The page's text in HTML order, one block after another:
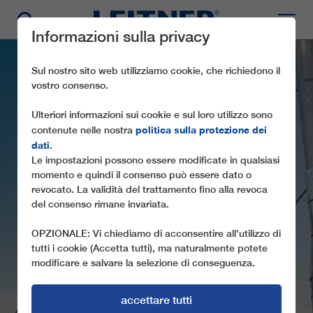
GD10 ROSSKOPF
Informazioni sulla privacy
Sul nostro sito web utilizziamo cookie, che richiedono il
vostro consenso.
Ulteriori informazioni sui cookie e sul loro utilizzo sono
contenute nelle nostra politica sulla protezione dei
dati.
Le impostazioni possono essere modificate in qualsiasi
momento e quindi il consenso può essere dato o
revocato. La validità del trattamento fino alla revoca
del consenso rimane invariata.
OPZIONALE: Vi chiediamo di acconsentire all'utilizzo di
tutti i cookie (Accetta tutti), ma naturalmente potete
modificare e salvare la selezione di conseguenza.
accettare tutti